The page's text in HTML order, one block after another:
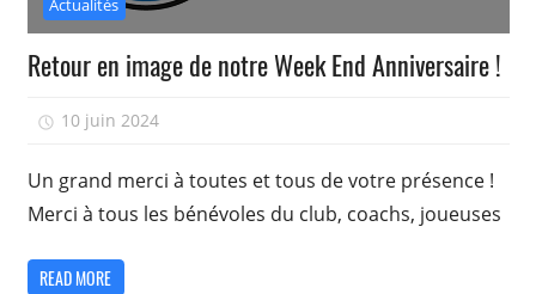
Actualités
Retour en image de notre Week End Anniversaire !
10 juin 2024
Un grand merci à toutes et tous de votre présence !
Merci à tous les bénévoles du club, coachs, joueuses
READ MORE